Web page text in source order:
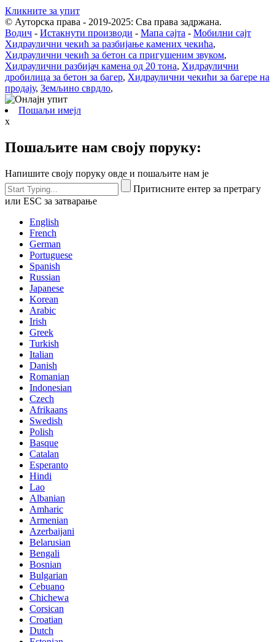
Кликните за упит
© Ауторска права - 2019-2025: Сва права задржана.
Водич - Истакнути производи - Мапа сајта - Мобилни сајт
Хидраулични чекић за разбијање камених чекића,
Хидраулични чекић за бетон са пригушеним звуком,
Хидраулични разбијач камена од 20 тона, Хидраулични
дробилица за бетон за багер, Хидраулични чекићи за багере на
продају, Земљино сврдло,
Пошаљи имејл
x
Пошаљите нам своју поруку:
Напишите своју поруку овде и пошаљите нам је
Притисните ентер за претрагу
или ESC за затварање
English
French
German
Portuguese
Spanish
Russian
Japanese
Korean
Arabic
Irish
Greek
Turkish
Italian
Danish
Romanian
Indonesian
Czech
Afrikaans
Swedish
Polish
Basque
Catalan
Esperanto
Hindi
Lao
Albanian
Amharic
Armenian
Azerbaijani
Belarusian
Bengali
Bosnian
Bulgarian
Cebuano
Chichewa
Corsican
Croatian
Dutch